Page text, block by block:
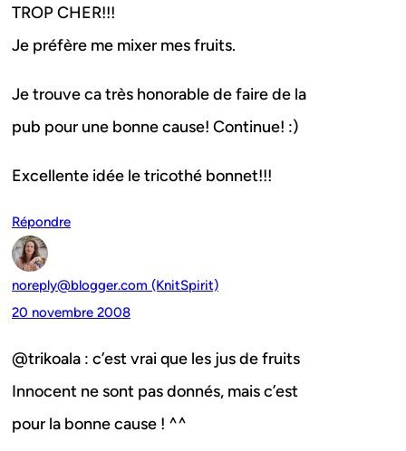
TROP CHER!!!
Je préfère me mixer mes fruits.
Je trouve ca très honorable de faire de la
pub pour une bonne cause! Continue! :)
Excellente idée le tricothé bonnet!!!
Répondre
noreply@blogger.com (KnitSpirit)
20 novembre 2008
@trikoala : c’est vrai que les jus de fruits
Innocent ne sont pas donnés, mais c’est
pour la bonne cause ! ^^